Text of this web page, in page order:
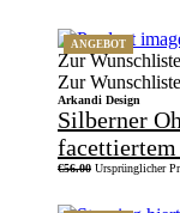
ANGEBOT
Zur
Zur
Arkandi Design
Silberner
€56.00 Ursprünglicher